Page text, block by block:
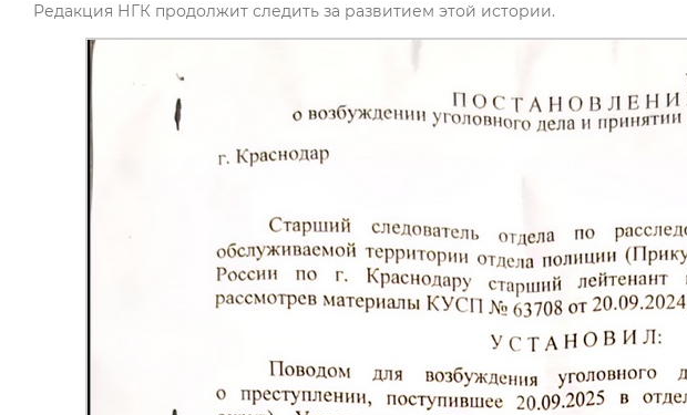
Редакция НГК продолжит следить за развитием этой истории.